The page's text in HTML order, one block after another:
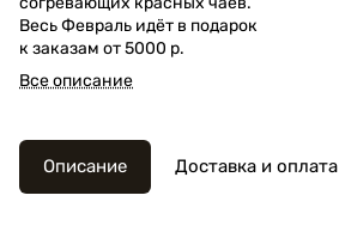
Весь Февраль идёт в подарок
к заказам от 5000 р.
Все описание
Описание Доставка и оплата